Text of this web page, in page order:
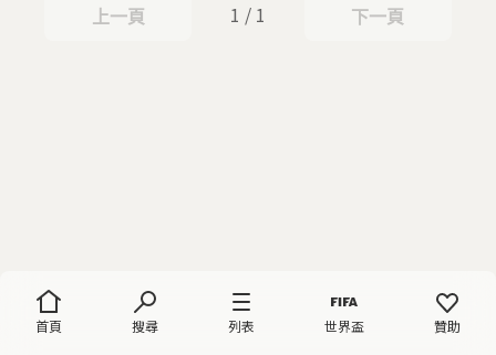
首頁 搜尋 列表 世界盃 贊助
上一頁
上一頁 1 / 1 下一頁
下一頁